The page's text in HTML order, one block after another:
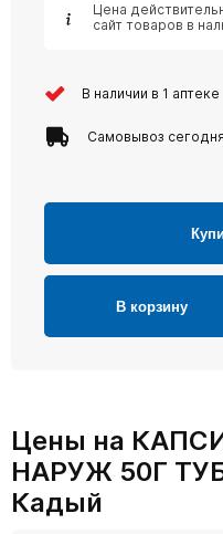
Цена
сайт товаров в
В наличии в 1 аптеке
Самовывоз сегодня
В корзину
Цены на
НАРУЖ 50Г
Кадый